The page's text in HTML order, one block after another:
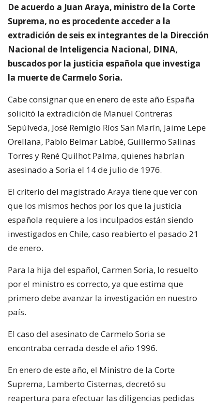
De acuerdo a Juan Araya, ministro de la Corte
Suprema, no es procedente acceder a la
extradición de seis ex integrantes de la Dirección
Nacional de Inteligencia Nacional, DINA,
buscados por la justicia española que investiga
la muerte de Carmelo Soria.
Cabe consignar que en enero de este año España
solicitó la extradición de Manuel Contreras
Sepúlveda, José Remigio Ríos San Marín, Jaime Lepe
Orellana, Pablo Belmar Labbé, Guillermo Salinas
Torres y René Quilhot Palma, quienes habrían
asesinado a Soria el 14 de julio de 1976.
El criterio del magistrado Araya tiene que ver con
que los mismos hechos por los que la justicia
española requiere a los inculpados están siendo
investigados en Chile, caso reabierto el pasado 21
de enero.
Para la hija del español, Carmen Soria, lo resuelto
por el ministro es correcto, ya que estima que
primero debe avanzar la investigación en nuestro
país.
El caso del asesinato de Carmelo Soria se
encontraba cerrada desde el año 1996.
En enero de este año, el Ministro de la Corte
Suprema, Lamberto Cisternas, decretó su
reapertura para efectuar las diligencias pedidas